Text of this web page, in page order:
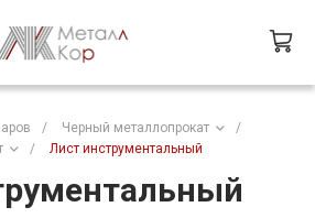
/ Черный металлопрокат
/
/ Лист инструментальный